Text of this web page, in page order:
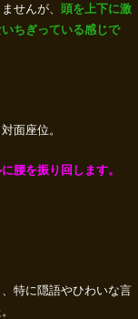
せんが、 頭を上下に激
ちぎっている感じで
面座位。
腰を振り回します。
特に隠語やひわいな言